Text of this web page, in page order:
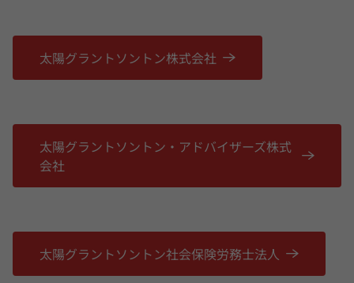
太陽グラントソントン株式会社
太陽グラントソントン・アドバイザーズ株式
会社
太陽グラントソントン社会保険労務士法人